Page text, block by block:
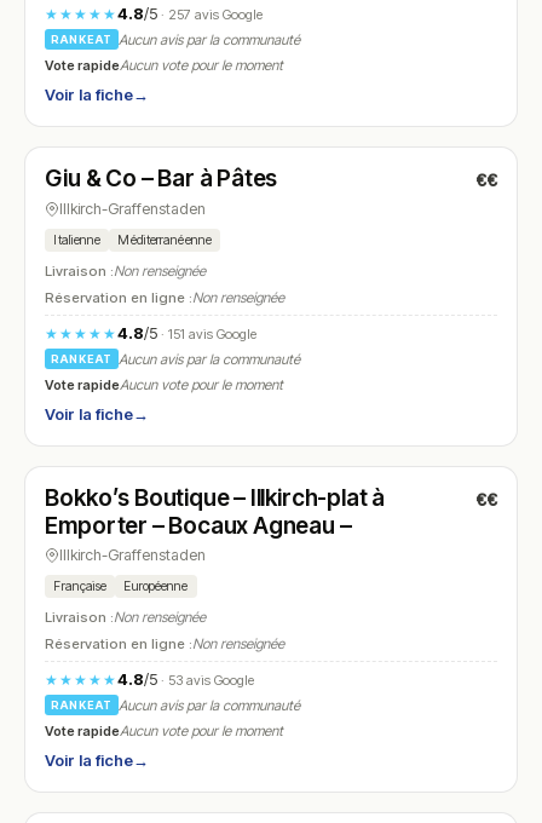
★★★★★4.8/5· 257 avis Google
RANKEAT
Aucun avis par la communauté
Vote rapideAucun vote pour le moment
Voir la fiche→
N° 9
Giu & Co – Bar à Pâtes €€
Illkirch-Graffenstaden
Italienne Méditerranéenne
Livraison :Non renseignée
Réservation en ligne :Non renseignée
★★★★★4.8/5· 151 avis Google
RANKEAT
Aucun avis par la communauté
Vote rapideAucun vote pour le moment
Voir la fiche→
N° 10
Bokko’s Boutique – Illkirch-plat à
Emporter – Bocaux Agneau –
€€
Illkirch-Graffenstaden
Française Européenne
Livraison :Non renseignée
Réservation en ligne :Non renseignée
★★★★★4.8/5· 53 avis Google
RANKEAT
Aucun avis par la communauté
Vote rapideAucun vote pour le moment
Voir la fiche→